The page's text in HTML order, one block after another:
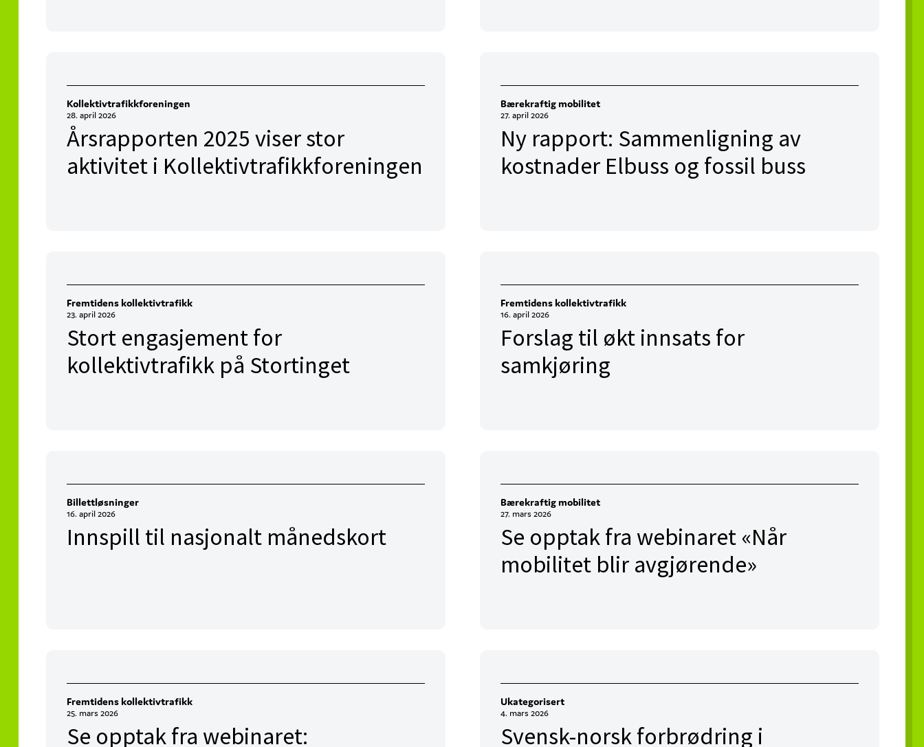
Kollektivtrafikkforeningen
28. april 2026
Årsrapporten 2025 viser stor
aktivitet i Kollektivtrafikkforeningen
Bærekraftig mobilitet
27. april 2026
Ny rapport: Sammenligning av
kostnader Elbuss og fossil buss
Fremtidens kollektivtrafikk
23. april 2026
Stort engasjement for
kollektivtrafikk på Stortinget
Fremtidens kollektivtrafikk
16. april 2026
Forslag til økt innsats for
samkjøring
Billettløsninger
16. april 2026
Innspill til nasjonalt månedskort
Bærekraftig mobilitet
27. mars 2026
Se opptak fra webinaret «Når
mobilitet blir avgjørende»
Fremtidens kollektivtrafikk
25. mars 2026
Se opptak fra webinaret:
Ukategorisert
4. mars 2026
Svensk-norsk forbrødring i